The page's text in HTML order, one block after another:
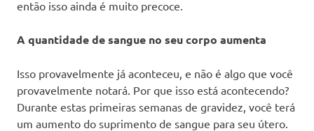
então isso ainda é muito precoce.
A quantidade de sangue no seu corpo aumenta
Isso provavelmente já aconteceu, e não é algo que você
provavelmente notará. Por que isso está acontecendo?
Durante estas primeiras semanas de gravidez, você terá
um aumento do suprimento de sangue para seu útero.